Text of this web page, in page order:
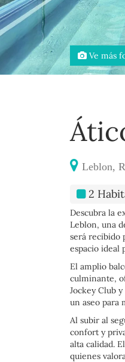
Ve más
Leblon,
2
Descubra la
Leblon, una
será recibido
espacio ideal
El amplio
culminante,
Jockey Club
un aseo para
Al subir al
confort y
alta calidad.
quienes